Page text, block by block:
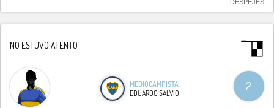
DESPEJES
NO ESTUVO ATENTO
MEDIOCAMPISTA
EDUARDO SALVIO
2